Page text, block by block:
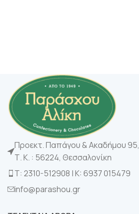
Προεκτ. Παπάγου & Ακαδήμου 95,
Τ. Κ. : 56224, Θεσσαλονίκη
Τ: 2310-512908 | K: 6937 015479
info@parashou.gr